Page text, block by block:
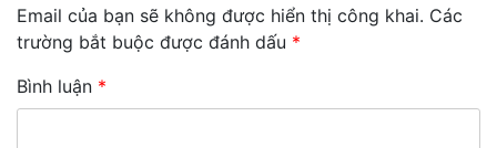
Email của bạn sẽ không được hiển thị công khai. Các
trường bắt buộc được đánh dấu *
Bình luận *